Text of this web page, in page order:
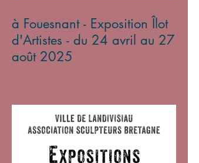
à Fouesnant - Exposition Îlot
d'Artistes - du 24 avril au 27
août 2025